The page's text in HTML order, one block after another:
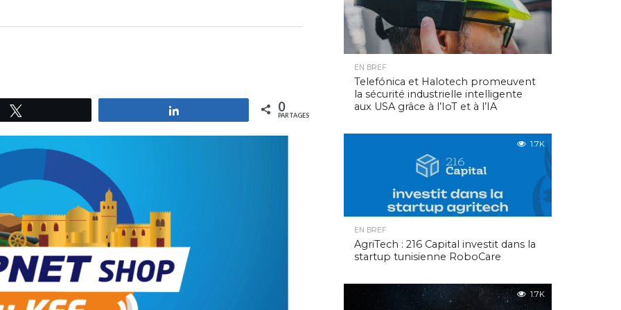
0
PARTAGES
EN BREF
Telefónica et Halotech promeuvent
la sécurité industrielle intelligente
aux USA grâce à l’IoT et à l’IA
1.7K
EN BREF
AgriTech : 216 Capital investit dans la
startup tunisienne RoboCare
1.7K